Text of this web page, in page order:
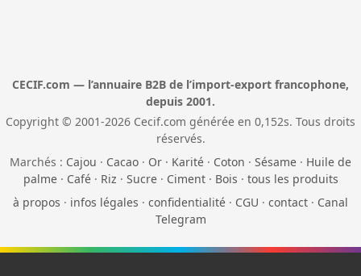
CECIF.com — l’annuaire B2B de l’import-export francophone,
depuis 2001.
Copyright © 2001-2026 Cecif.com générée en 0,152s. Tous droits
réservés.
Marchés : Cajou · Cacao · Or · Karité · Coton · Sésame · Huile de
palme· Café· Riz · Sucre· Ciment· Bois · tous les produits
à propos · infos légales · confidentialité · CGU · contact · Canal
Telegram